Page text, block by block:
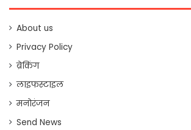
About us
Privacy Policy
ब्रेकिंग
लाइफस्टाइल
मनोरंजन
Send News